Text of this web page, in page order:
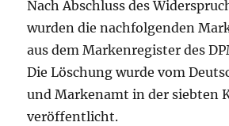
Nach Abschluss des
wurden die nachfolgenden
aus dem Markenregister des
Die Löschung wurde vom
und Markenamt in der siebten
veröffentlicht.